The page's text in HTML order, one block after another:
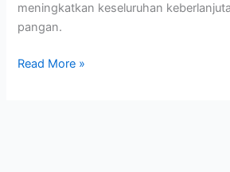
meningkatkan keseluruhan
pangan.
Read More »